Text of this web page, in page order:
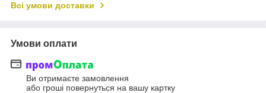
Всі умови доставки
Умови оплати
Ви отримаєте замовлення
або гроші повернуться на вашу картку